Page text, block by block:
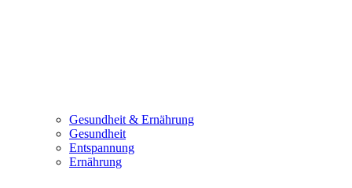
Gesundheit & Ernährung
Gesundheit
Entspannung
Ernährung